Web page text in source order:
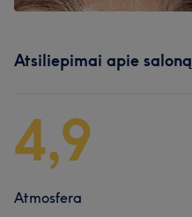
Atsiliepimai apie saloną
4,9
Atmosfera